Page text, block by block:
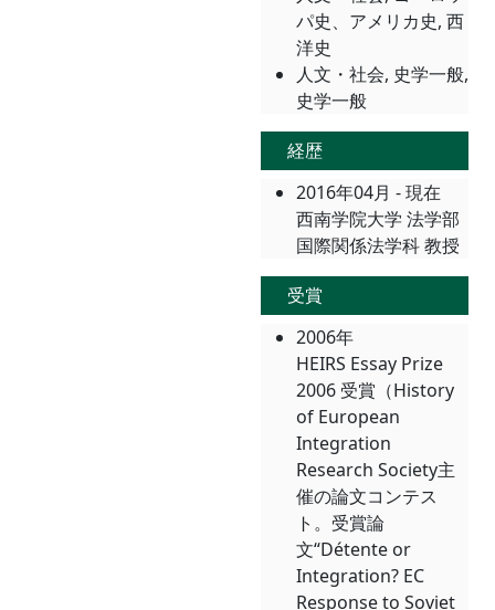
パ史、アメリカ史, 西
洋史
人文・社会, 史学一般,
史学一般
経歴
2016年04月 - 現在
西南学院大学 法学部
国際関係法学科 教授
受賞
2006年
HEIRS Essay Prize
2006 受賞（History
of European
Integration
Research Society主
催の論文コンテス
ト。受賞論
文“Détente or
Integration? EC
Response to Soviet